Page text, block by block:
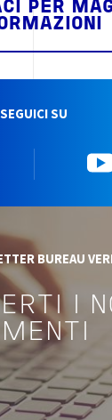
PER
SEGUICI SU
BUREAU
I